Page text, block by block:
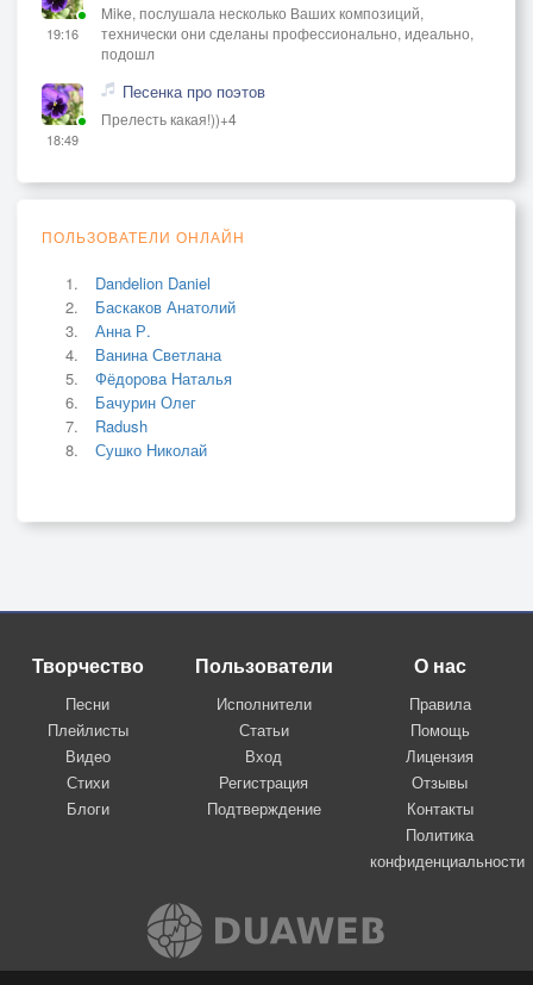
19:16
Mike, послушала несколько Ваших композиций,
технически они сделаны профессионально, идеально,
подошл
18:49
Песенка про поэтов
Прелесть какая!))+4
ПОЛЬЗОВАТЕЛИ ОНЛАЙН
Dandelion Daniel
Баскаков Анатолий
Анна Р.
Ванина Светлана
Фёдорова Наталья
Бачурин Олег
Radush
Сушко Николай
Творчество
Песни
Плейлисты
Видео
Стихи
Блоги
Пользователи
Исполнители
Статьи
Вход
Регистрация
Подтверждение
О нас
Правила
Помощь
Лицензия
Отзывы
Контакты
Политика
конфиденциальности